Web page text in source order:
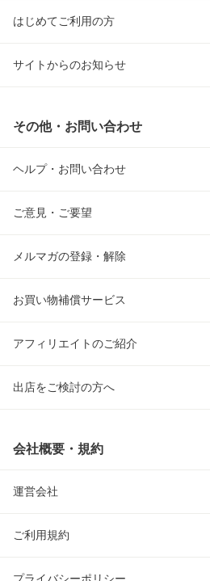
はじめてご利用の方
サイトからのお知らせ
その他・お問い合わせ
ヘルプ・お問い合わせ
ご意見・ご要望
メルマガの登録・解除
お買い物補償サービス
アフィリエイトのご紹介
出店をご検討の方へ
会社概要・規約
運営会社
ご利用規約